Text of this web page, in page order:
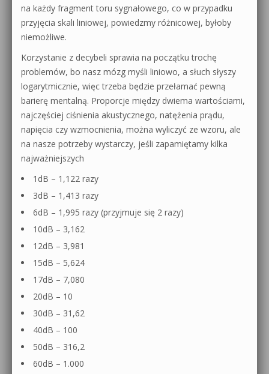
na każdy fragment toru sygnałowego, co w przypadku
przyjęcia skali liniowej, powiedzmy różnicowej, byłoby
niemożliwe.
Korzystanie z decybeli sprawia na początku trochę
problemów, bo nasz mózg myśli liniowo, a słuch słyszy
logarytmicznie, więc trzeba będzie przełamać pewną
barierę mentalną. Proporcje między dwiema wartościami,
najczęściej ciśnienia akustycznego, natężenia prądu,
napięcia czy wzmocnienia, można wyliczyć ze wzoru, ale
na nasze potrzeby wystarczy, jeśli zapamiętamy kilka
najważniejszych
1dB – 1,122 razy
3dB – 1,413 razy
6dB – 1,995 razy (przyjmuje się 2 razy)
10dB – 3,162
12dB – 3,981
15dB – 5,624
17dB – 7,080
20dB – 10
30dB – 31,62
40dB – 100
50dB – 316,2
60dB – 1.000